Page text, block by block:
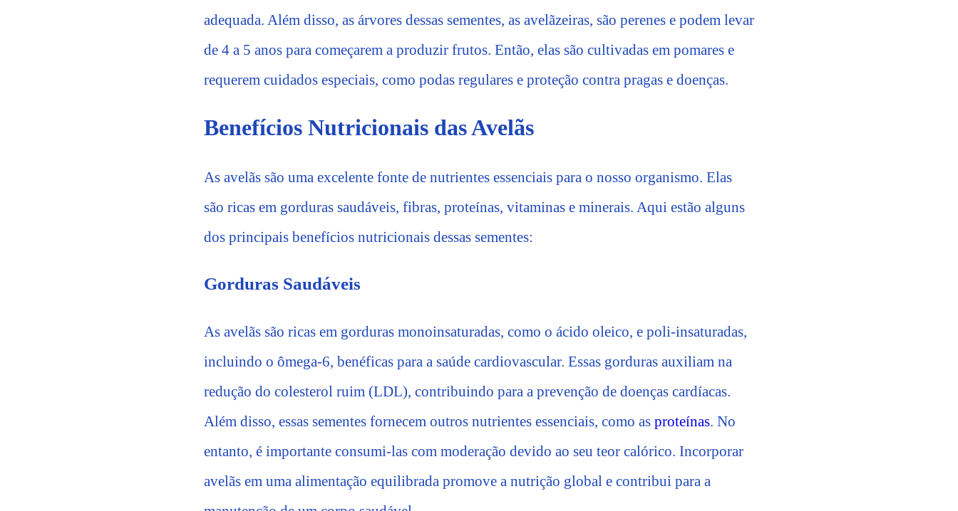
adequada. Além disso, as árvores dessas sementes, as avelãzeiras, são perenes e podem levar
de 4 a 5 anos para começarem a produzir frutos. Então, elas são cultivadas em pomares e
requerem cuidados especiais, como podas regulares e proteção contra pragas e doenças.
Benefícios Nutricionais das Avelãs
As avelãs são uma excelente fonte de nutrientes essenciais para o nosso organismo. Elas
são ricas em gorduras saudáveis, fibras, proteínas, vitaminas e minerais. Aqui estão alguns
dos principais benefícios nutricionais dessas sementes:
Gorduras Saudáveis
As avelãs são ricas em gorduras monoinsaturadas, como o ácido oleico, e poli-insaturadas,
incluindo o ômega-6, benéficas para a saúde cardiovascular. Essas gorduras auxiliam na
redução do colesterol ruim (LDL), contribuindo para a prevenção de doenças cardíacas.
Além disso, essas sementes fornecem outros nutrientes essenciais, como as proteínas. No
entanto, é importante consumi-las com moderação devido ao seu teor calórico. Incorporar
avelãs em uma alimentação equilibrada promove a nutrição global e contribui para a